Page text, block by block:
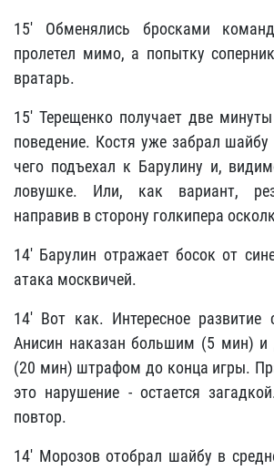
15' Обменялись бросками
пролетел мимо, а попытку
вратарь.
15' Терещенко получает две
поведение. Костя уже забрал
чего подъехал к Барулину и,
ловушке. Или, как вариант,
направив в сторону голкипера
14' Барулин отражает босок от
атака москвичей.
14' Вот как. Интересное развитие
Анисин наказан большим (5 мин) и
(20 мин) штрафом до конца игры.
это нарушение - остается
повтор.
14' Морозов отобрал шайбу в